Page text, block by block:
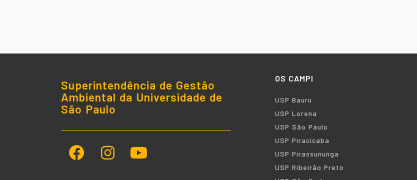
Superintendência de Gestão
Ambiental da Universidade de
São Paulo
OS CAMPI
USP Bauru
USP Lorena
USP São Paulo
USP Piracicaba
USP Pirassununga
USP Ribeirão Preto